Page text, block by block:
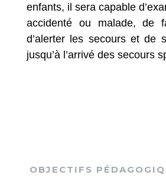
enfants, il sera capable
accidenté ou malade, de
d’alerter les secours et de
jusqu’à l’arrivé des secours
OBJECTIFS